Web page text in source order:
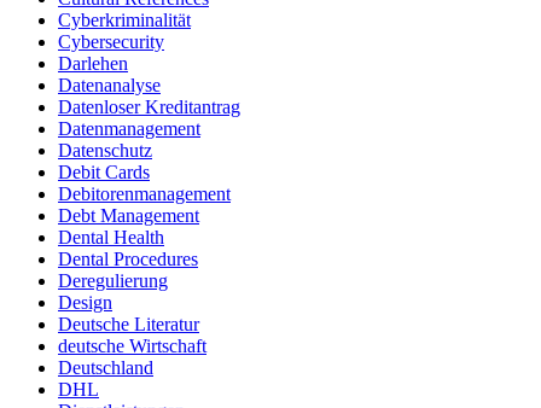
Cyberkriminalität
Cybersecurity
Darlehen
Datenanalyse
Datenloser Kreditantrag
Datenmanagement
Datenschutz
Debit Cards
Debitorenmanagement
Debt Management
Dental Health
Dental Procedures
Deregulierung
Design
Deutsche Literatur
deutsche Wirtschaft
Deutschland
DHL